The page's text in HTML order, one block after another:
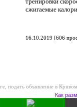
сжигаемые
16.10.2019 [606
, подать объявление в
Как